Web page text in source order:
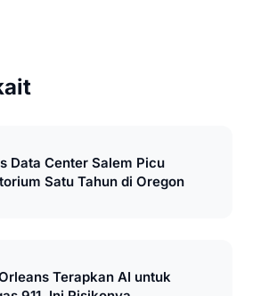
Data Center Salem Picu
Satu Tahun di Oregon
Terapkan AI untuk